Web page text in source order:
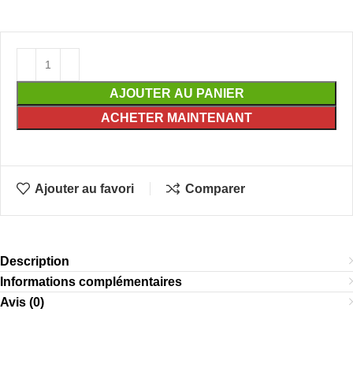
AJOUTER AU PANIER
ACHETER MAINTENANT
Ajouter au favori Comparer
Description
Informations complémentaires
Avis (0)